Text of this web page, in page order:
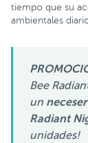
tiempo que su
ambientales
Bee
un
Radiant
unidades!